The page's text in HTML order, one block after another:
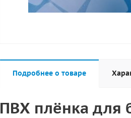
Подробнее о товаре
ПВХ плёнка для